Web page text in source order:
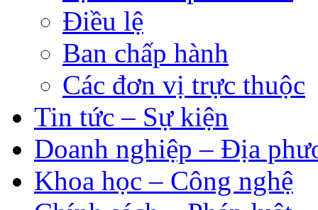
Điều lệ
Ban chấp hành
Các đơn vị trực thuộc
Tin tức – Sự kiện
Doanh nghiệp – Địa
Khoa học – Công nghệ